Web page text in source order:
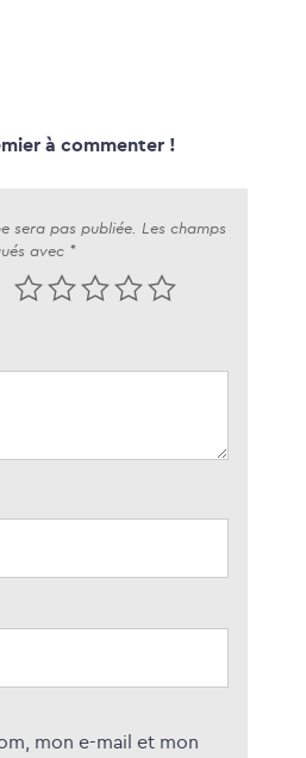
à commenter !
sera pas publiée. Les champs
avec *
mon e-mail et mon